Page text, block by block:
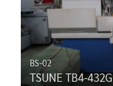
BS-02
TSUNE TB4-432G